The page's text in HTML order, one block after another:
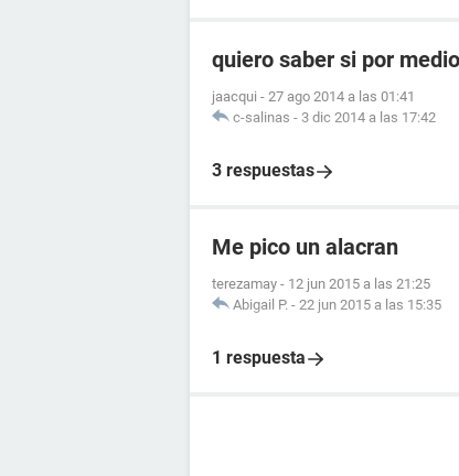
quiero saber si por
jaacqui - 27 ago 2014 a las 01:41
c-salinas - 3 dic 2014 a las 17:42
3 respuestas
Me pico un alacran
terezamay - 12 jun 2015 a las 21:25
Abigail P. - 22 jun 2015 a las 15:35
1 respuesta